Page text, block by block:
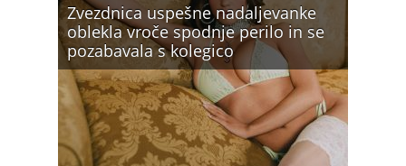
Zvezdnica uspešne nadaljevanke
oblekla vroče spodnje perilo in se
pozabavala s kolegico